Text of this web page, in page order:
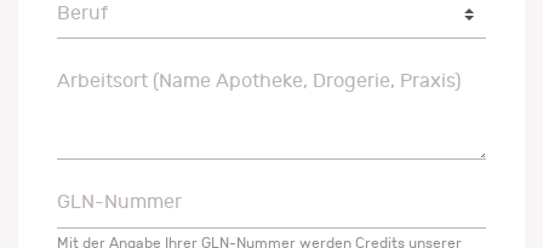
Beruf
Arbeitsort (Name Apotheke, Drogerie, Praxis)
Arbeitsort (Name Apotheke, Drogerie, Praxis)
GLN-Nummer
GLN-Nummer
Mit der Angabe Ihrer GLN-Nummer werden Credits unserer